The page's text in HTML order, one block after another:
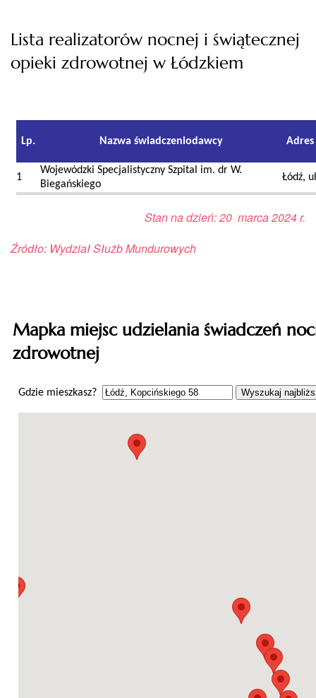
Lista realizatorów nocnej i świątecznej
opieki zdrowotnej w Łódzkiem
Stan na dzień: 20 marca 2024 r.
Źródło: Wydział Służb Mundurowych
Mapka miejsc udzielania świadczeń
zdrowotnej